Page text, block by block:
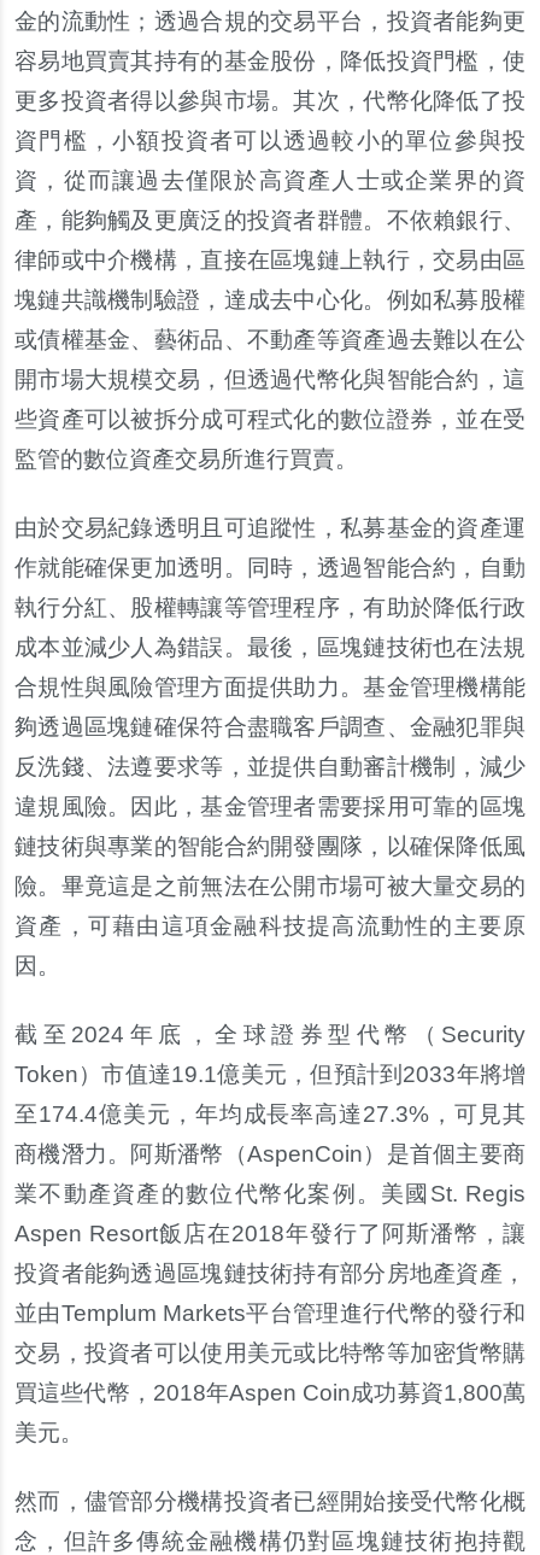
金的流動性；透過合規的交易平台，投資者能夠更
容易地買賣其持有的基金股份，降低投資門檻，使
更多投資者得以參與市場。其次，代幣化降低了投
資門檻，小額投資者可以透過較小的單位參與投
資，從而讓過去僅限於高資產人士或企業界的資
產，能夠觸及更廣泛的投資者群體。不依賴銀行、
律師或中介機構，直接在區塊鏈上執行，交易由區
塊鏈共識機制驗證，達成去中心化。例如私募股權
或債權基金、藝術品、不動產等資產過去難以在公
開市場大規模交易，但透過代幣化與智能合約，這
些資產可以被拆分成可程式化的數位證券，並在受
監管的數位資產交易所進行買賣。
由於交易紀錄透明且可追蹤性，私募基金的資產運
作就能確保更加透明。同時，透過智能合約，自動
執行分紅、股權轉讓等管理程序，有助於降低行政
成本並減少人為錯誤。最後，區塊鏈技術也在法規
合規性與風險管理方面提供助力。基金管理機構能
夠透過區塊鏈確保符合盡職客戶調查、金融犯罪與
反洗錢、法遵要求等，並提供自動審計機制，減少
違規風險。因此，基金管理者需要採用可靠的區塊
鏈技術與專業的智能合約開發團隊，以確保降低風
險。畢竟這是之前無法在公開市場可被大量交易的
資產，可藉由這項金融科技提高流動性的主要原
因。
截至2024年底，全球證券型代幣（Security
Token）市值達19.1億美元，但預計到2033年將增
至174.4億美元，年均成長率高達27.3%，可見其
商機潛力。阿斯潘幣（AspenCoin）是首個主要商
業不動產資產的數位代幣化案例。美國St. Regis
Aspen Resort飯店在2018年發行了阿斯潘幣，讓
投資者能夠透過區塊鏈技術持有部分房地產資產，
並由Templum Markets平台管理進行代幣的發行和
交易，投資者可以使用美元或比特幣等加密貨幣購
買這些代幣，2018年Aspen Coin成功募資1,800萬
美元。
然而，儘管部分機構投資者已經開始接受代幣化概
念，但許多傳統金融機構仍對區塊鏈技術抱持觀